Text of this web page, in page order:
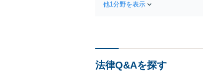
他1分野を表示
法律Q&Aを探す